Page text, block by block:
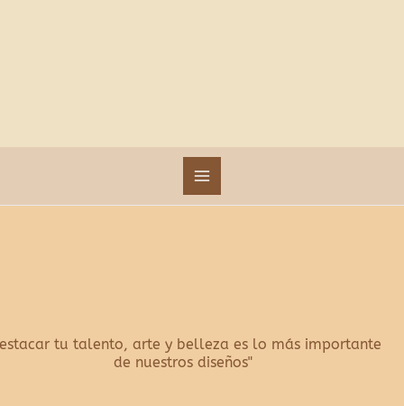
tu talento, arte y belleza es lo más importante
de nuestros diseños"